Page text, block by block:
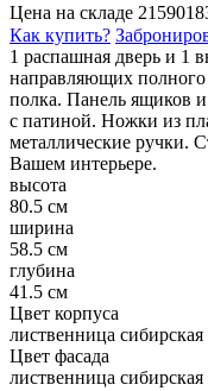
Цена на складе 21590
Как купить?
1 распашная дверь и 1
направляющих
полка. Панель ящиков
с патиной. Ножки из
металлические ручки.
Вашем интерьере.
высота
80.5 см
ширина
58.5 см
глубина
41.5 см
Цвет корпуса
лиственница сибирская
Цвет фасада
лиственница сибирская